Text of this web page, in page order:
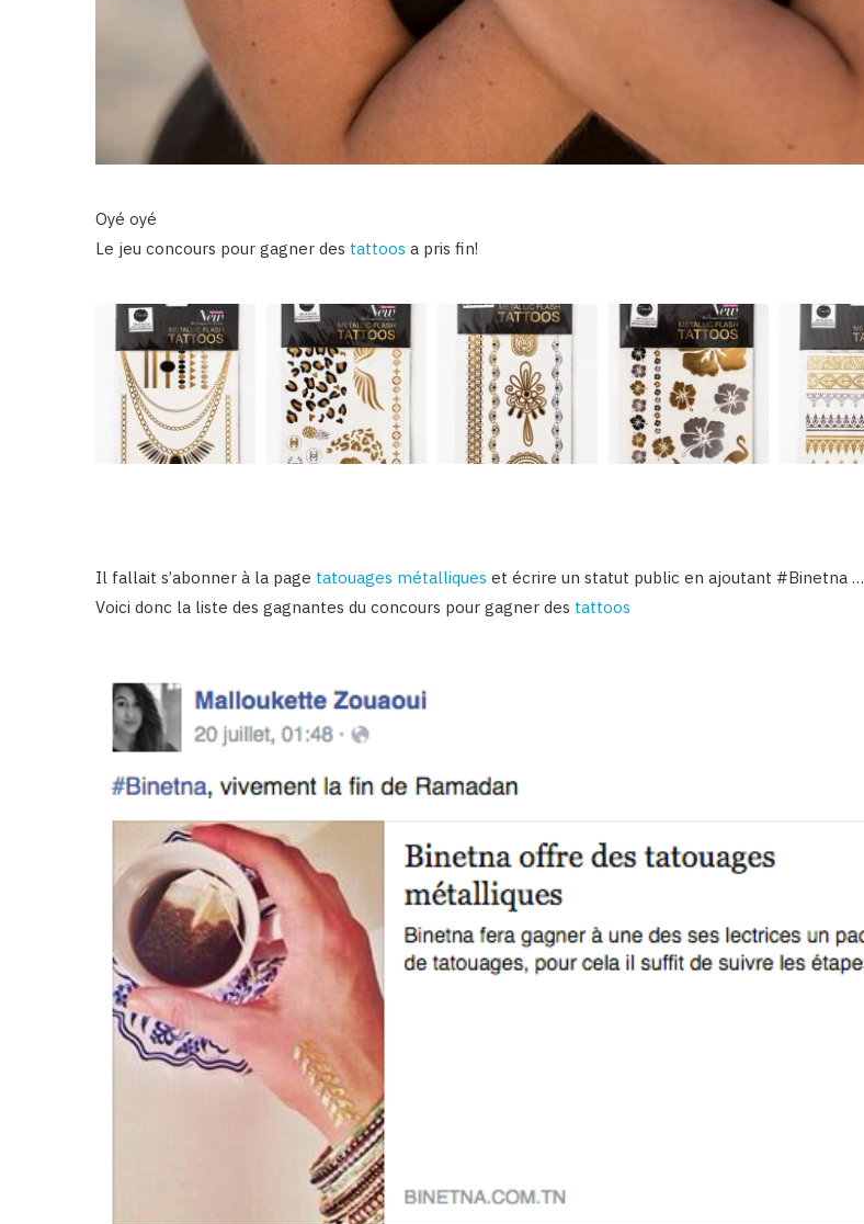
Oyé oyé
Le jeu concours pour gagner des tattoos a pris fin!
Il fallait s’abonner à la page tatouages métalliques et écrire un statut public en ajoutant #Binetna …
Voici donc la liste des gagnantes du concours pour gagner des tattoos